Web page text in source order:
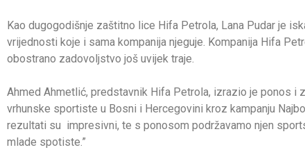
Kao dugogodišnje zaštitno lice Hifa Petrola, Lana Pudar je
vrijednosti koje i sama kompanija njeguje. Kompanija Hifa
obostrano zadovoljstvo još uvijek traje.
Ahmed Ahmetlić, predstavnik Hifa Petrola, izrazio je ponos i
vrhunske sportiste u Bosni i Hercegovini kroz kampanju
rezultati su impresivni, te s ponosom podržavamo njen
mlade spotiste.”